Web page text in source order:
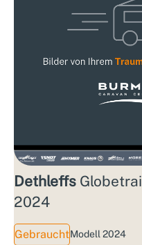
Dethleffs
2024
GebrauchtModell 2024